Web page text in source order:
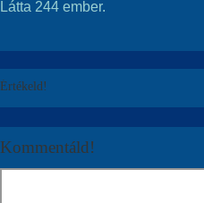
Látta 244 ember.
Értékeld!
Kommentáld!